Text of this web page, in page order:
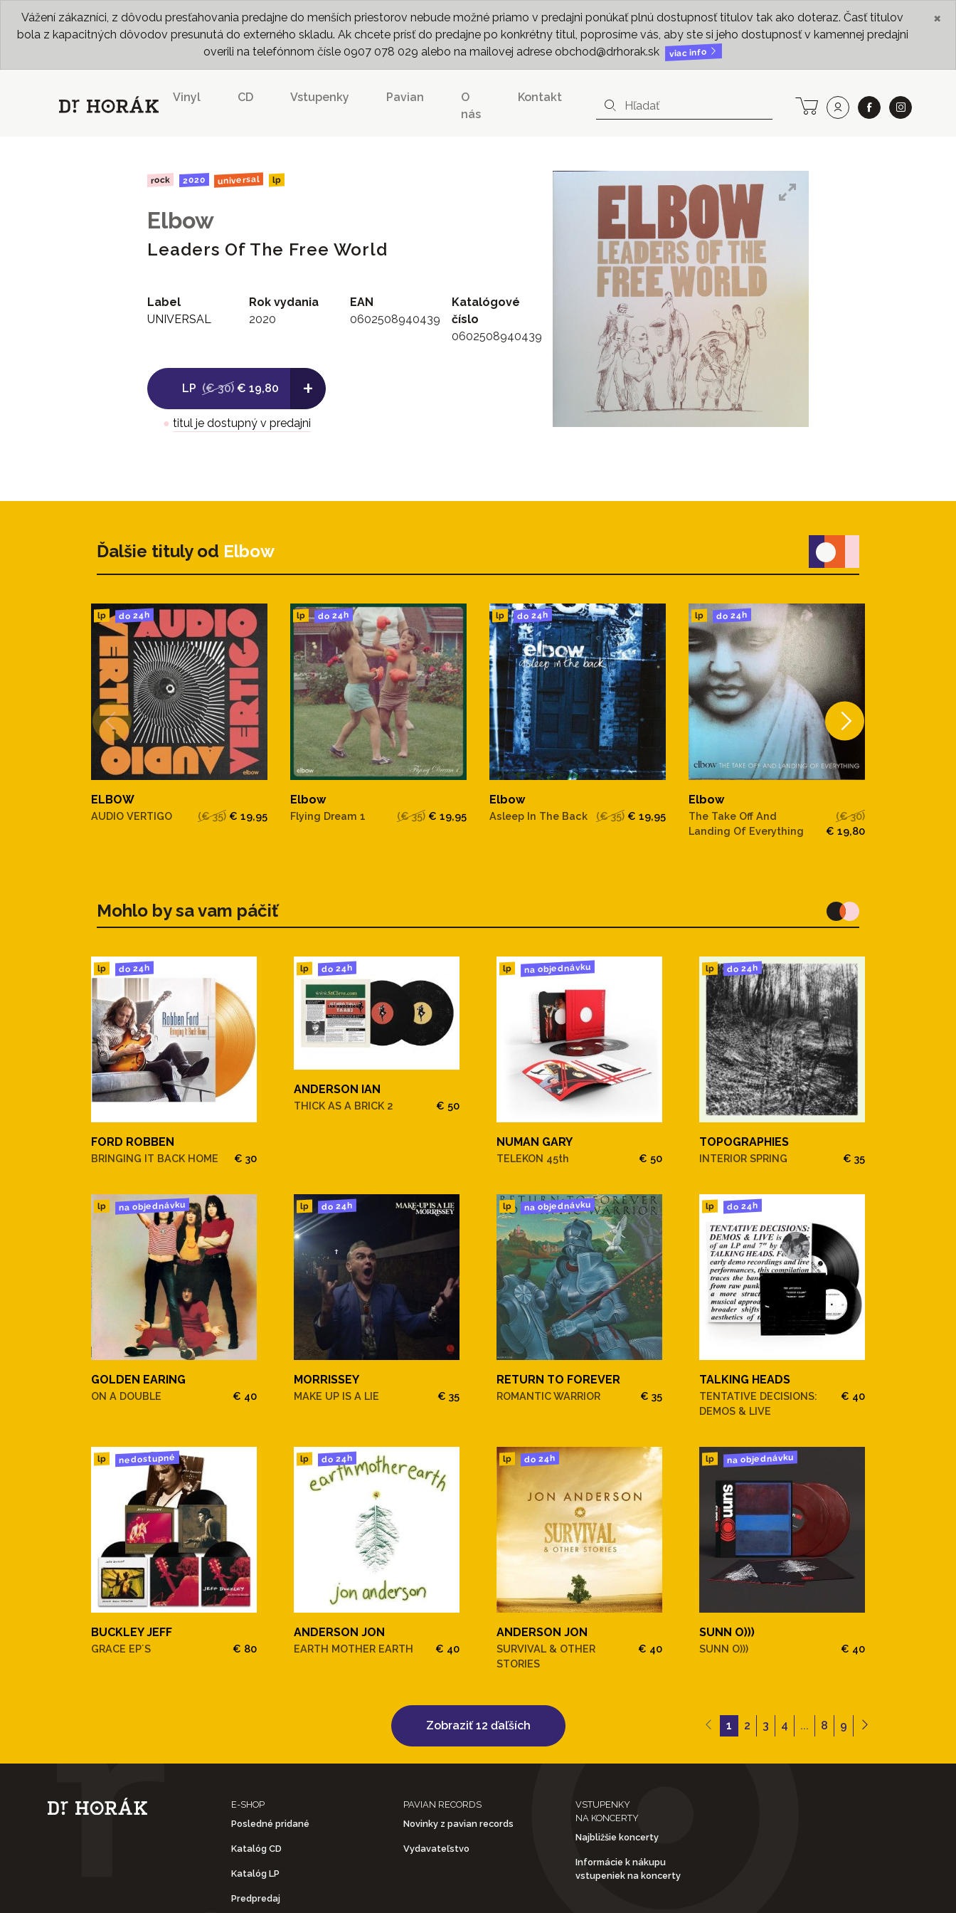
Vážení zákazníci, z dôvodu presťahovania predajne do menších priestorov nebude možné priamo v predajni ponúkať plnú dostupnosť titulov tak ako doteraz. Časť titulov
bola z kapacitných dôvodov presunutá do externého skladu. Ak chcete prísť do predajne po konkrétny titul, poprosíme vás, aby ste si jeho dostupnosť v kamennej predajni
overili na telefónnom čísle 0907 078 029 alebo na mailovej adrese obchod@drhorak.sk
viac info
×
Vinyl CD Vstupenky Pavian
O
nás
Kontakt
rock 2020 universal lp
Elbow
Leaders Of The Free World
Label
UNIVERSAL
Rok vydania
2020
EAN
0602508940439
Katalógové
číslo
0602508940439
LP (€ 30) € 19,80 +
● titul je dostupný v predajni
Ďalšie tituly od Elbow
lp do 24h
ELBOW
AUDIO VERTIGO (€ 35) € 19,95
lp do 24h
Elbow
Flying Dream 1 (€ 35) € 19,95
lp do 24h
Elbow
Asleep In The Back (€ 35) € 19,95
lp do 24h
Elbow
The Take Off And
Landing Of Everything
(€ 30)
€ 19,80
Mohlo by sa vam páčiť
lp do 24h
FORD ROBBEN
BRINGING IT BACK HOME € 30
lp do 24h
ANDERSON IAN
THICK AS A BRICK 2 € 50
lp na objednávku
NUMAN GARY
TELEKON 45th € 50
lp do 24h
TOPOGRAPHIES
INTERIOR SPRING € 35
lp na objednávku
GOLDEN EARING
ON A DOUBLE € 40
lp do 24h
MORRISSEY
MAKE UP IS A LIE € 35
lp na objednávku
RETURN TO FOREVER
ROMANTIC WARRIOR € 35
lp do 24h
TALKING HEADS
TENTATIVE DECISIONS:
DEMOS & LIVE
€ 40
lp nedostupné
BUCKLEY JEFF
GRACE EP´S € 80
lp do 24h
ANDERSON JON
EARTH MOTHER EARTH € 40
lp do 24h
ANDERSON JON
SURVIVAL & OTHER
STORIES
€ 40
lp na objednávku
SUNN O)))
SUNN O))) € 40
Zobraziť 12 ďaľších 1 2 3 4 ... 8 9
E-SHOP
Posledné pridané
Katalóg CD
Katalóg LP
Predpredaj
PAVIAN RECORDS
Novinky z pavian records
Vydavateľstvo
VSTUPENKY
NA KONCERTY
Najbližšie koncerty
Informácie k nákupu
vstupeniek na koncerty